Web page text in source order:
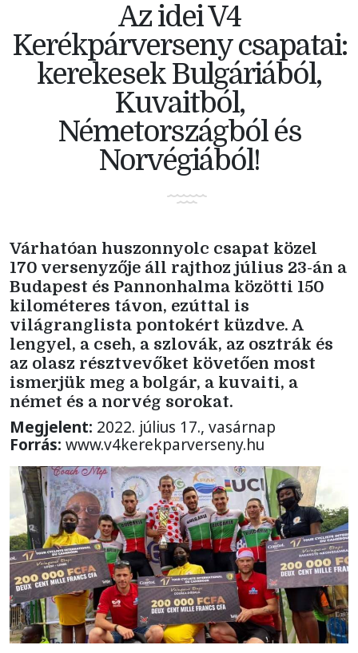
Az idei V4
Kerékpárverseny csapatai:
kerekesek Bulgáriából,
Kuvaitból,
Németországból és
Norvégiából!
Várhatóan huszonnyolc csapat közel
170 versenyzője áll rajthoz július 23-án a
Budapest és Pannonhalma közötti 150
kilométeres távon, ezúttal is
világranglista pontokért küzdve. A
lengyel, a cseh, a szlovák, az osztrák és
az olasz résztvevőket követően most
ismerjük meg a bolgár, a kuvaiti, a
német és a norvég sorokat.
Megjelent: 2022. július 17., vasárnap
Forrás: www.v4kerekparverseny.hu